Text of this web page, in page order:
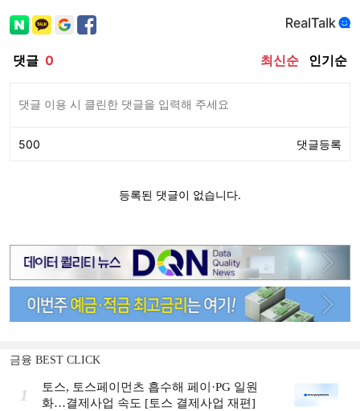
금융 BEST CLICK
1
토스, 토스페이먼츠 흡수해 페이·PG 일원
화…결제사업 속도 [토스 결제사업 재편]